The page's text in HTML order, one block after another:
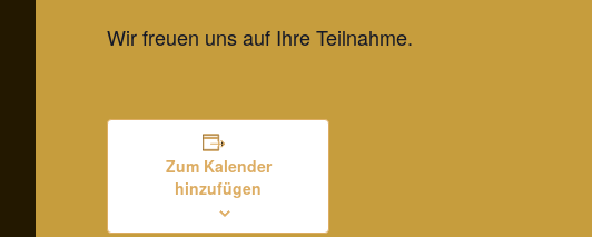
Wir freuen uns auf Ihre Teilnahme.
Zum Kalender
hinzufügen